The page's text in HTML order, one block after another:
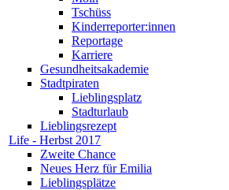
Tschüss
Kinderreporter:innen
Reportage
Karriere
Gesundheitsakademie
Stadtpiraten
Lieblingsplatz
Stadturlaub
Lieblingsrezept
Life - Herbst 2017
Zweite Chance
Neues Herz für Emilia
Lieblingsplätze